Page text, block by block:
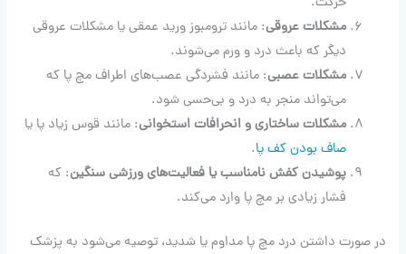
مشکلات عروقی: مانند ترومبوز ورید عمقی یا مشکلات عروقی
دیگر که باعث درد و ورم می‌شوند.
مشکلات عصبی: مانند فشردگی عصب‌های اطراف مچ پا که
می‌تواند منجر به درد و بی‌حسی شود.
مشکلات ساختاری و انحرافات استخوانی: مانند قوس زیاد پا یا
صاف بودن کف پا.
پوشیدن کفش نامناسب یا فعالیت‌های ورزشی سنگین: که
فشار زیادی بر مچ پا وارد می‌کند.
در صورت داشتن درد مچ پا مداوم یا شدید، توصیه می‌شود به پزشک